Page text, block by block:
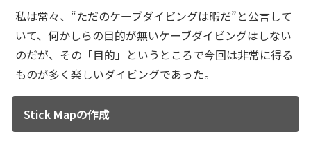
私は常々、“ただのケーブダイビングは暇だ”と公言して
いて、何かしらの目的が無いケーブダイビングはしない
のだが、その「目的」というところで今回は非常に得る
ものが多く楽しいダイビングであった。
Stick Mapの作成